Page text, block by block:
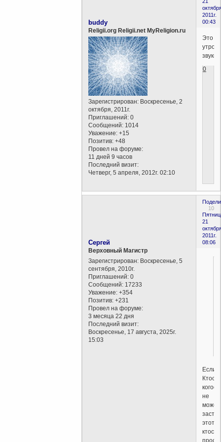
2011г.
00:43
buddy
Religii.org Religii.net MyReligion.ru
Зарегистрирован: Воскресенье, 2
октября, 2011г.
Приглашений: 0
Сообщений: 1014
Уважение: +15
Позитив: +48
Провел на форуме:
11 дней 9 часов
Последний визит:
Четверг, 5 апреля, 2012г. 02:10
Это
звуки...
0
10
21
2011г.
08:06
Сергей
Верховный Магистр
Зарегистрирован: Воскресенье, 5
сентября, 2010г.
Приглашений: 0
Сообщений: 17233
Уважение: +354
Позитив: +231
Провел на форуме:
3 месяца 22 дня
Последний визит:
Воскресенье, 17 августа, 2025г.
15:03
Если
Ктось
когось
не
может
этот
ктось